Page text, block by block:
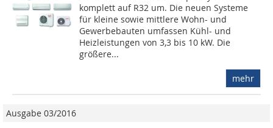
komplett auf R32 um. Die neuen Systeme
für kleine sowie mittlere Wohn- und
Gewerbebauten umfassen Kühl- und
Heizleistungen von 3,3 bis 10 kW. Die
größere...
mehr
Ausgabe 03/2016